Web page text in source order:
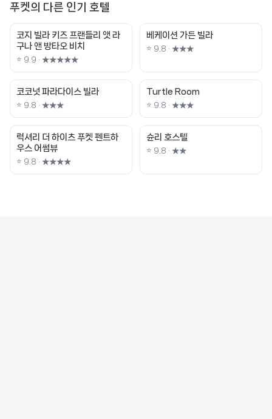
푸켓의 다른 인기 호텔
코지 빌라 키즈 프랜들리 앳 라
구나 앤 방타오 비치
⭐ 9.9 · ★★★★★
베케이션 가든 빌라
⭐ 9.8 · ★★★
코코넛 파라다이스 빌라
⭐ 9.8 · ★★★
Turtle Room
⭐ 9.8 · ★★★
럭셔리 더 하이츠 푸켓 펜트하
우스 어썸뷰
⭐ 9.8 · ★★★★
슌리 호스텔
⭐ 9.8 · ★★